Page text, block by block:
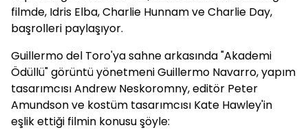
filmde, Idris Elba, Charlie Hunnam ve Charlie Day,
başrolleri paylaşıyor.
Guillermo del Toro'ya sahne arkasında "Akademi
Ödüllü" görüntü yönetmeni Guillermo Navarro, yapım
tasarımcısı Andrew Neskoromny, editör Peter
Amundson ve kostüm tasarımcısı Kate Hawley'in
eşlik ettiği filmin konusu şöyle: